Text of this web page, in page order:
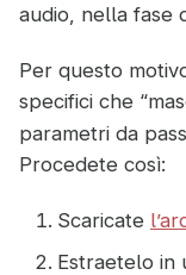
audio, nella fase
Per questo
specifici che
parametri da
Procedete così:
Scaricate
Estraetelo in